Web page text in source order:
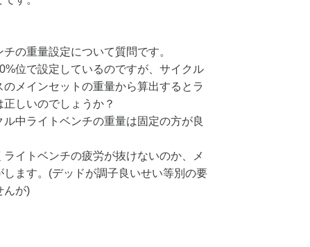
の重量設定について質問です。
位で設定しているのですが、サイクル
メインセットの重量から算出するとラ
しいのでしょうか？
中ライトベンチの重量は固定の方が良
イトベンチの疲労が抜けないのか、メ
ます。(デッドが調子良いせい等別の要
んが)